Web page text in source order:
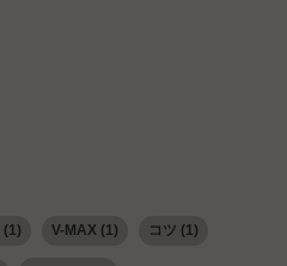
(1) V-MAX(1) コツ (1)